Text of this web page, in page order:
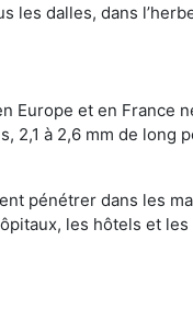
dalles, dans
Europe et en France
2,1 à 2,6 mm de
pénétrer dans les
les hôtels et